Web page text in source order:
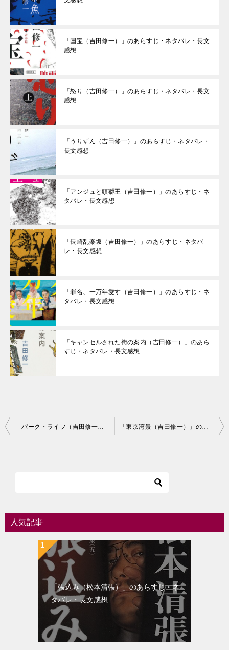
「国宝（吉田修一）」のあらすじ・ネタバレ・長文
感想
「怒り（吉田修一）」のあらすじ・ネタバレ・長文
感想
「うりずん（吉田修一）」のあらすじ・ネタバレ・
長文感想
「アンジュと頭獅王（吉田修一）」のあらすじ・ネ
タバレ・長文感想
「長崎乱楽坂（吉田修一）」のあらすじ・ネタバ
レ・長文感想
「罪名、一万年愛す（吉田修一）」のあらすじ・ネ
タバレ・長文感想
「キャンセルされた街の案内（吉田修一）」のあら
すじ・ネタバレ・長文感想
投
シ
「パーク・ライフ（吉田修一）」のあらすじ・ネタバレ・長文感想 「東京湾景（吉田修一）」のあらすじ・ネタバレ・長文感想
人気記事
「張込み（松本清張）」のあらすじ・ネ
タバレ・長文感想